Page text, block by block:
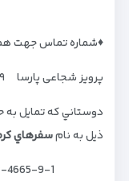
♦️شماره تماس جهت
پرویز شجاعی پارسا ۰۹۱۲۲۸۳۷۸۰۹ 02172874444
دوستاني كه تمايل به
ذيل به نامسفرهاي
9-1